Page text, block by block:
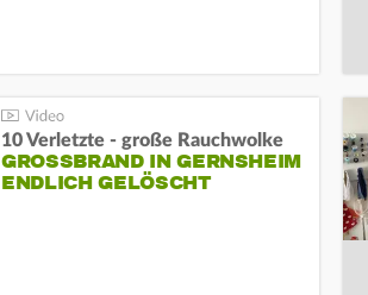
10 Verletzte - große Rauchwolke
GROSSBRAND IN GERNSHEIM E
NDLICH GELÖSCHT